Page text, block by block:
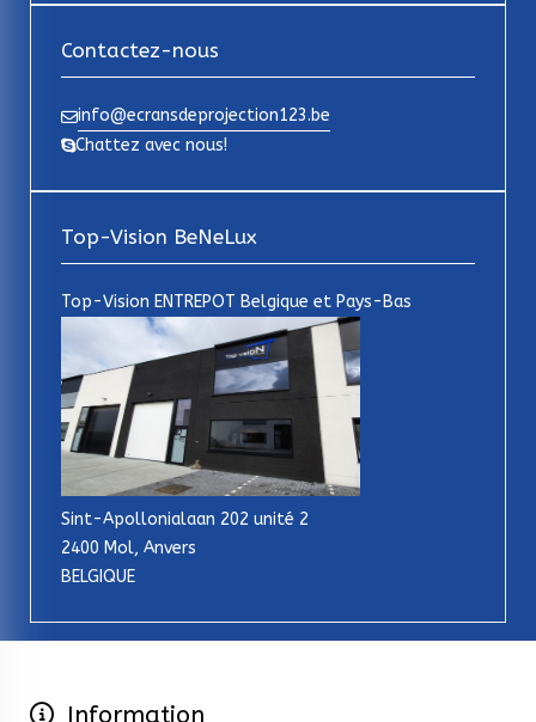
Contactez-nous
info@ecransdeprojection123.be
Chattez avec nous!
Top-Vision BeNeLux
Top-Vision ENTREPOT Belgique et Pays-Bas
Sint-Apollonialaan 202 unité 2
2400 Mol, Anvers
BELGIQUE
Information